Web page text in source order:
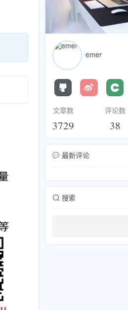
emer
文章数
3729
评论数
38
最新评论
搜索